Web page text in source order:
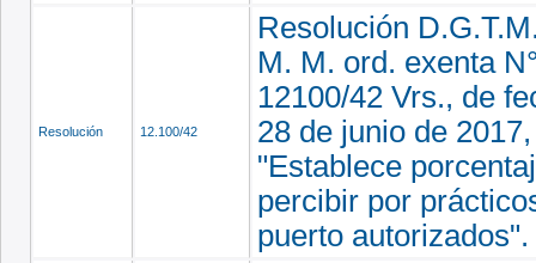
Resolución 12.100/42
Resolución
M. M. ord. exenta
12100/42 Vrs., de
28 de junio de 2017,
"Establece
percibir por
puerto autorizados".